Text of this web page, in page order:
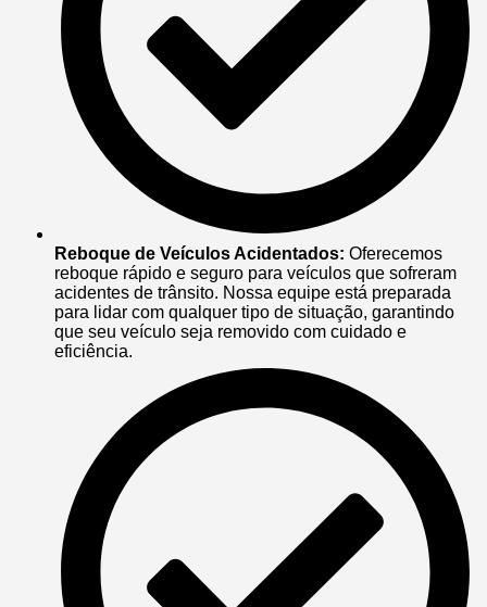
Reboque de Veículos Acidentados: Oferecemos
reboque rápido e seguro para veículos que sofreram
acidentes de trânsito. Nossa equipe está preparada
para lidar com qualquer tipo de situação, garantindo
que seu veículo seja removido com cuidado e
eficiência.